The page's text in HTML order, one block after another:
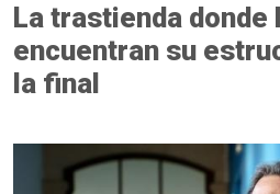
La trastienda donde
encuentran su
la final